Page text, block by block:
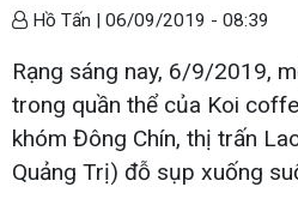
Hồ Tấn | 06/09/2019 - 08:39
Rạng sáng nay, 6/9/2019,
trong quần thể của Koi
khóm Đông Chín, thị trấn
Quảng Trị) đỗ sụp xuống